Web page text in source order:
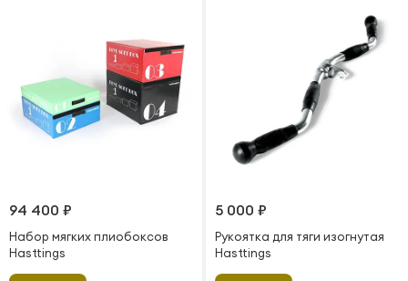
94 400 ₽
Набор мягких плиобоксов
Hasttings
5 000 ₽
Рукоятка для тяги изогнутая
Hasttings